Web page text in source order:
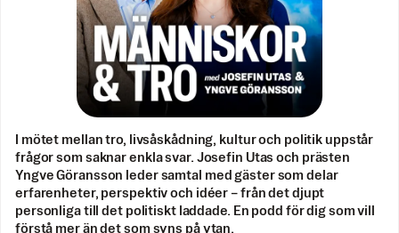
I mötet mellan tro, livsåskådning, kultur och politik uppstår
frågor som saknar enkla svar. Josefin Utas och prästen
Yngve Göransson leder samtal med gäster som delar
erfarenheter, perspektiv och idéer – från det djupt
personliga till det politiskt laddade. En podd för dig som vill
förstå mer än det som syns på ytan.